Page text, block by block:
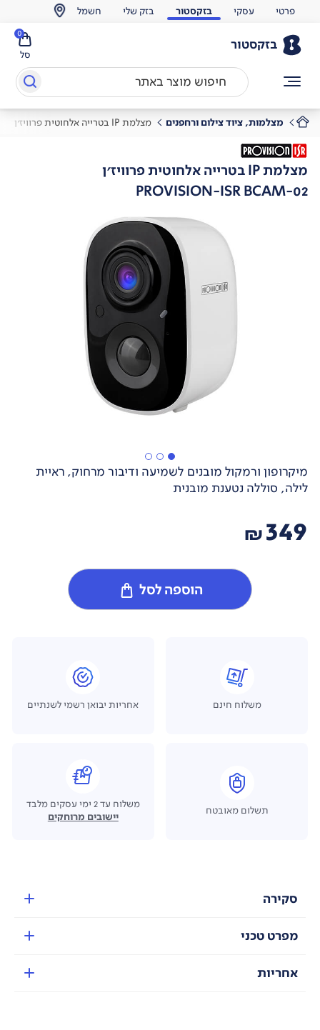
פרטי עסקי בזקסטור בזק שלי חשמל
בזקסטור
סל
0
מצלמות, ציוד צילום ורחפנים מצלמת IP בטרייה אלחוטית פרוויז'ן
מצלמת IP בטרייה אלחוטית פרוויז'ן
PROVISION-ISR BCAM-02
מיקרופון ורמקול מובנים לשמיעה ודיבור מרחוק, ראיית
לילה, סוללה נטענת מובנית
349
₪
הוספה לסל
משלוח חינם אחריות יבואן רשמי לשנתיים
תשלום מאובטח
משלוח עד 2 ימי עסקים מלבד
יישובים מרוחקים
סקירה
מפרט טכני
אחריות